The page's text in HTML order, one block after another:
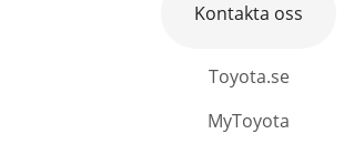
Toyota.se
MyToyota
Kontakta oss